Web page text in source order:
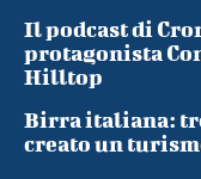
Il podcast di
protagonista
Hilltop
Birra italiana:
creato un